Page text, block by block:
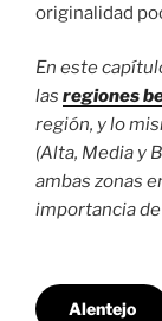
originalidad
En este
las regiones
región, y lo
(Alta, Media y
ambas zonas
importancia
Alentejo